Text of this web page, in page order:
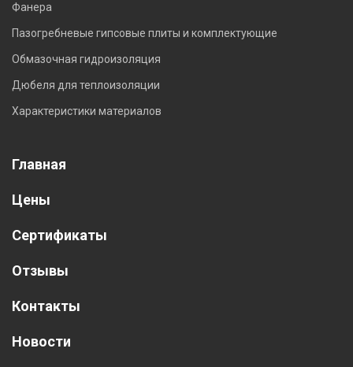
Фанера
Пазогребневые гипсовые плиты и комплектующие
Обмазочная гидроизоляция
Дюбеля для теплоизоляции
Характеристики материалов
Главная
Цены
Сертификаты
Отзывы
Контакты
Новости